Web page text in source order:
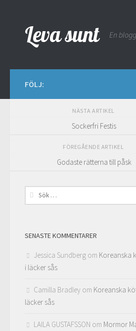
Leva sunt En
FÖLJ:
NÄSTA ARTIKEL
Sockerfri Festis
FÖREGÅENDE ARTIKEL
Godaste rätterna till påsk
Sök
efter:
SENASTE KOMMENTARER
Jessica Sundberg om Koreanska
i läcker sås
Camilla Bradley om Koreanska
läcker sås
LAILA GUSTAFSSON om Mormor